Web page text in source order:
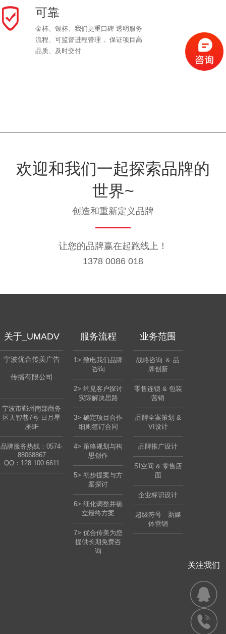
可靠
金杯、银杯、我们更重口碑 透明服务
流程、可监督进程管理， 保证项目高
品质、及时交付
欢迎和我们一起探索品牌的
世界~
创造和重新定义品牌
让您的品牌赢在起跑线上！
1378 0086 018
关于_ UMADV
宁波优合传美广告
传播有限公司
宁波市鄞州南部商务
区天智巷7号 日月星
座8F
品牌服务热线：0574-
88068867
QQ： 128 100 6611
服务流程
1> 致电我们品牌
咨询
2> 约见客户探讨
实际解决思路
3> 确定项目合作
细则签订合同
4> 策略规划与构
思创作
5> 初步提案与方
案探讨
6> 细化调整并确
立最终方案
7> 优合传美为您
提供长期免费咨
询
业务范围
战略咨询 ＆ 品
牌创新
零售连锁 & 包装
营销
品牌全案策划 &
VI设计
品牌推广设计
SI空间 & 零售店
面
企业标识设计
超级符号 新媒
体营销
关注我们